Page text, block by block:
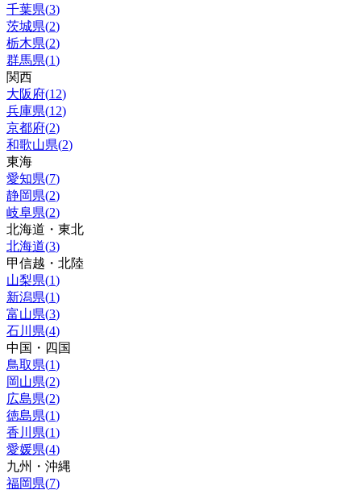
千葉県(3)
茨城県(2)
栃木県(2)
群馬県(1)
関西
大阪府(12)
兵庫県(12)
京都府(2)
和歌山県(2)
東海
愛知県(7)
静岡県(2)
岐阜県(2)
北海道・東北
北海道(3)
甲信越・北陸
山梨県(1)
新潟県(1)
富山県(3)
石川県(4)
中国・四国
鳥取県(1)
岡山県(2)
広島県(2)
徳島県(1)
香川県(1)
愛媛県(4)
九州・沖縄
福岡県(7)